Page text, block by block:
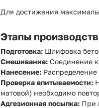
Для достижения
Этапы
Подготовка: Шлифовка
Смешивание: Соединение
Нанесение:
Проверка впитываемости:
матовой) необходимо
Адгезионная посыпка: При